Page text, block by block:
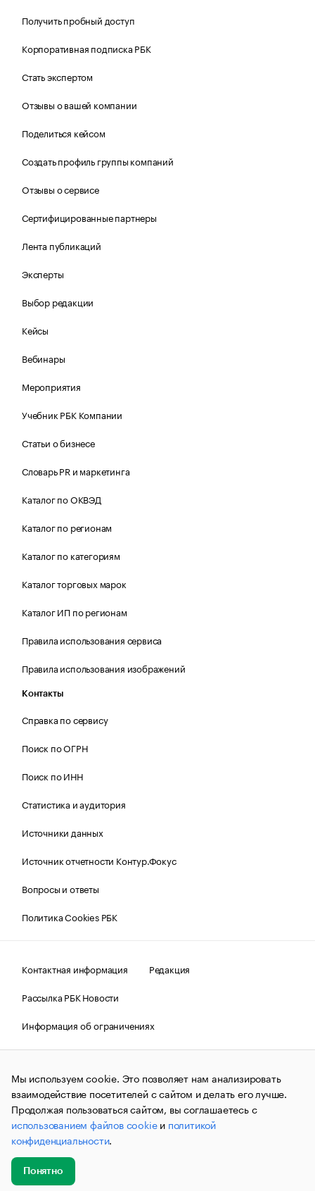
Получить пробный доступ
Корпоративная подписка РБК
Стать экспертом
Отзывы о вашей компании
Поделиться кейсом
Создать профиль группы компаний
Отзывы о сервисе
Сертифицированные партнеры
Лента публикаций
Эксперты
Выбор редакции
Кейсы
Вебинары
Мероприятия
Учебник РБК Компании
Статьи о бизнесе
Словарь PR и маркетинга
Каталог по ОКВЭД
Каталог по регионам
Каталог по категориям
Каталог торговых марок
Каталог ИП по регионам
Правила использования сервиса
Правила использования изображений
Контакты
Справка по сервису
Поиск по ОГРН
Поиск по ИНН
Статистика и аудитория
Источники данных
Источник отчетности Контур.Фокус
Вопросы и ответы
Политика Cookies РБК
Контактная информация
Редакция
Рассылка РБК Новости
Информация об ограничениях
Правовая информация
О соблюдении авторских прав
© АО «РОСБИЗНЕСКОНСАЛТИНГ»,1995–2026.Сообщения
и материалы информационного агентства «РБК»
(зарегистрировано Федеральной службой по надзору в сфере
связи, информационных технологий и массовых
коммуникаций (Роскомнадзор) 09.12.2015 за номером ИА
№ФС77-63848) сопровождаются пометкой «РБК». Отдельные
публикации могут содержать информацию,
не предназначенную для пользователей
до 18 лет.
Мы используем cookie. Это позволяет нам анализировать
взаимодействие посетителей с сайтом и делать его лучше.
Продолжая пользоваться сайтом, вы соглашаетесь с
использованием файлов cookieи политикой
конфиденциальности.
Понятно